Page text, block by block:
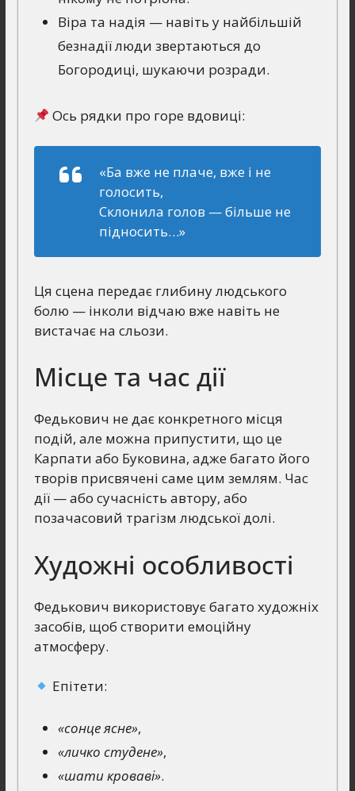
Віра та надія — навіть у найбільшій
безнадії люди звертаються до
Богородиці, шукаючи розради.
Ось рядки про горе вдовиці:
«Ба вже не плаче, вже і не
голосить,
Склонила голов — більше не
підносить…»
Ця сцена передає глибину людського
болю — інколи відчаю вже навіть не
вистачає на сльози.
Місце та час дії
Федькович не дає конкретного місця
подій, але можна припустити, що це
Карпати або Буковина, адже багато його
творів присвячені саме цим землям. Час
дії — або сучасність автору, або
позачасовий трагізм людської долі.
Художні особливості
Федькович використовує багато художніх
засобів, щоб створити емоційну
атмосферу.
Епітети:
«сонце ясне»,
«личко студене»,
«шати кроваві».